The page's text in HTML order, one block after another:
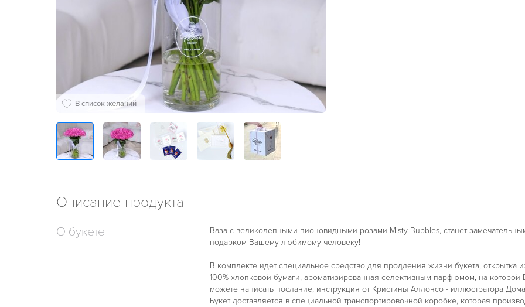
В список желаний
Описание продукта
О букете
Ваза с великолепными пионовидными розами Misty Bubbles, станет
подарком Вашему любимому человеку!
В комплекте идет специальное средство для продления жизни букета, открытка
100% хлопковой бумаги, ароматизированная селективным парфюмом, на которой
можете написать послание, инструкция от Кристины Аллонсо - иллюстратора
Букет доставляется в специальной транспортировочной коробке, которая